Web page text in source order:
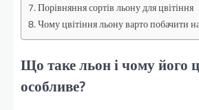
Порівняння сортів льону для цвітіння
Чому цвітіння льону варто побачити
Що таке льон і чому його
особливе?